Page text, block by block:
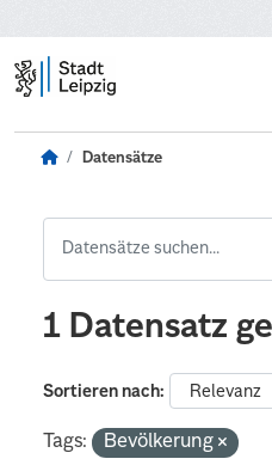
Datensätze
1 Datensatz
Sortieren nach
Tags:
Bevölkerung